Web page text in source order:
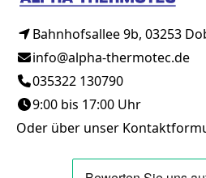
Bahnhofsallee 9b, 03253
info@alpha-thermotec.de
035322 130790
9:00 bis 17:00 Uhr
Oder über unser